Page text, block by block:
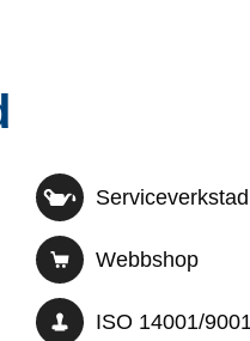
Serviceverkstad
Webbshop
ISO 14001/